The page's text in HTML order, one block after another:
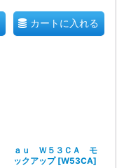
カートに入れる
ａｕ Ｗ５３ＣＡ モ
ックアップ [W53CA]